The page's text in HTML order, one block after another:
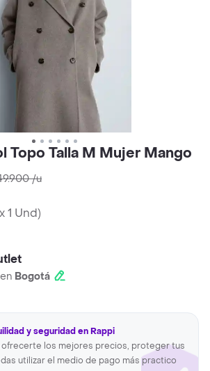
Topo Talla M Mujer Mango
/u
1 Und)
Bogotá
y seguridad en Rappi
ofrecerte los mejores precios, proteger tus
utilizar el medio de pago más practico